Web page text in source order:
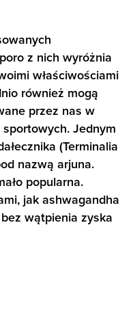
z nich wyróżnia
właściwościami
również mogą
przez nas w
Jednym
(Terminalia
nazwą arjuna.
popularna.
jak ashwagandha
wątpienia zyska